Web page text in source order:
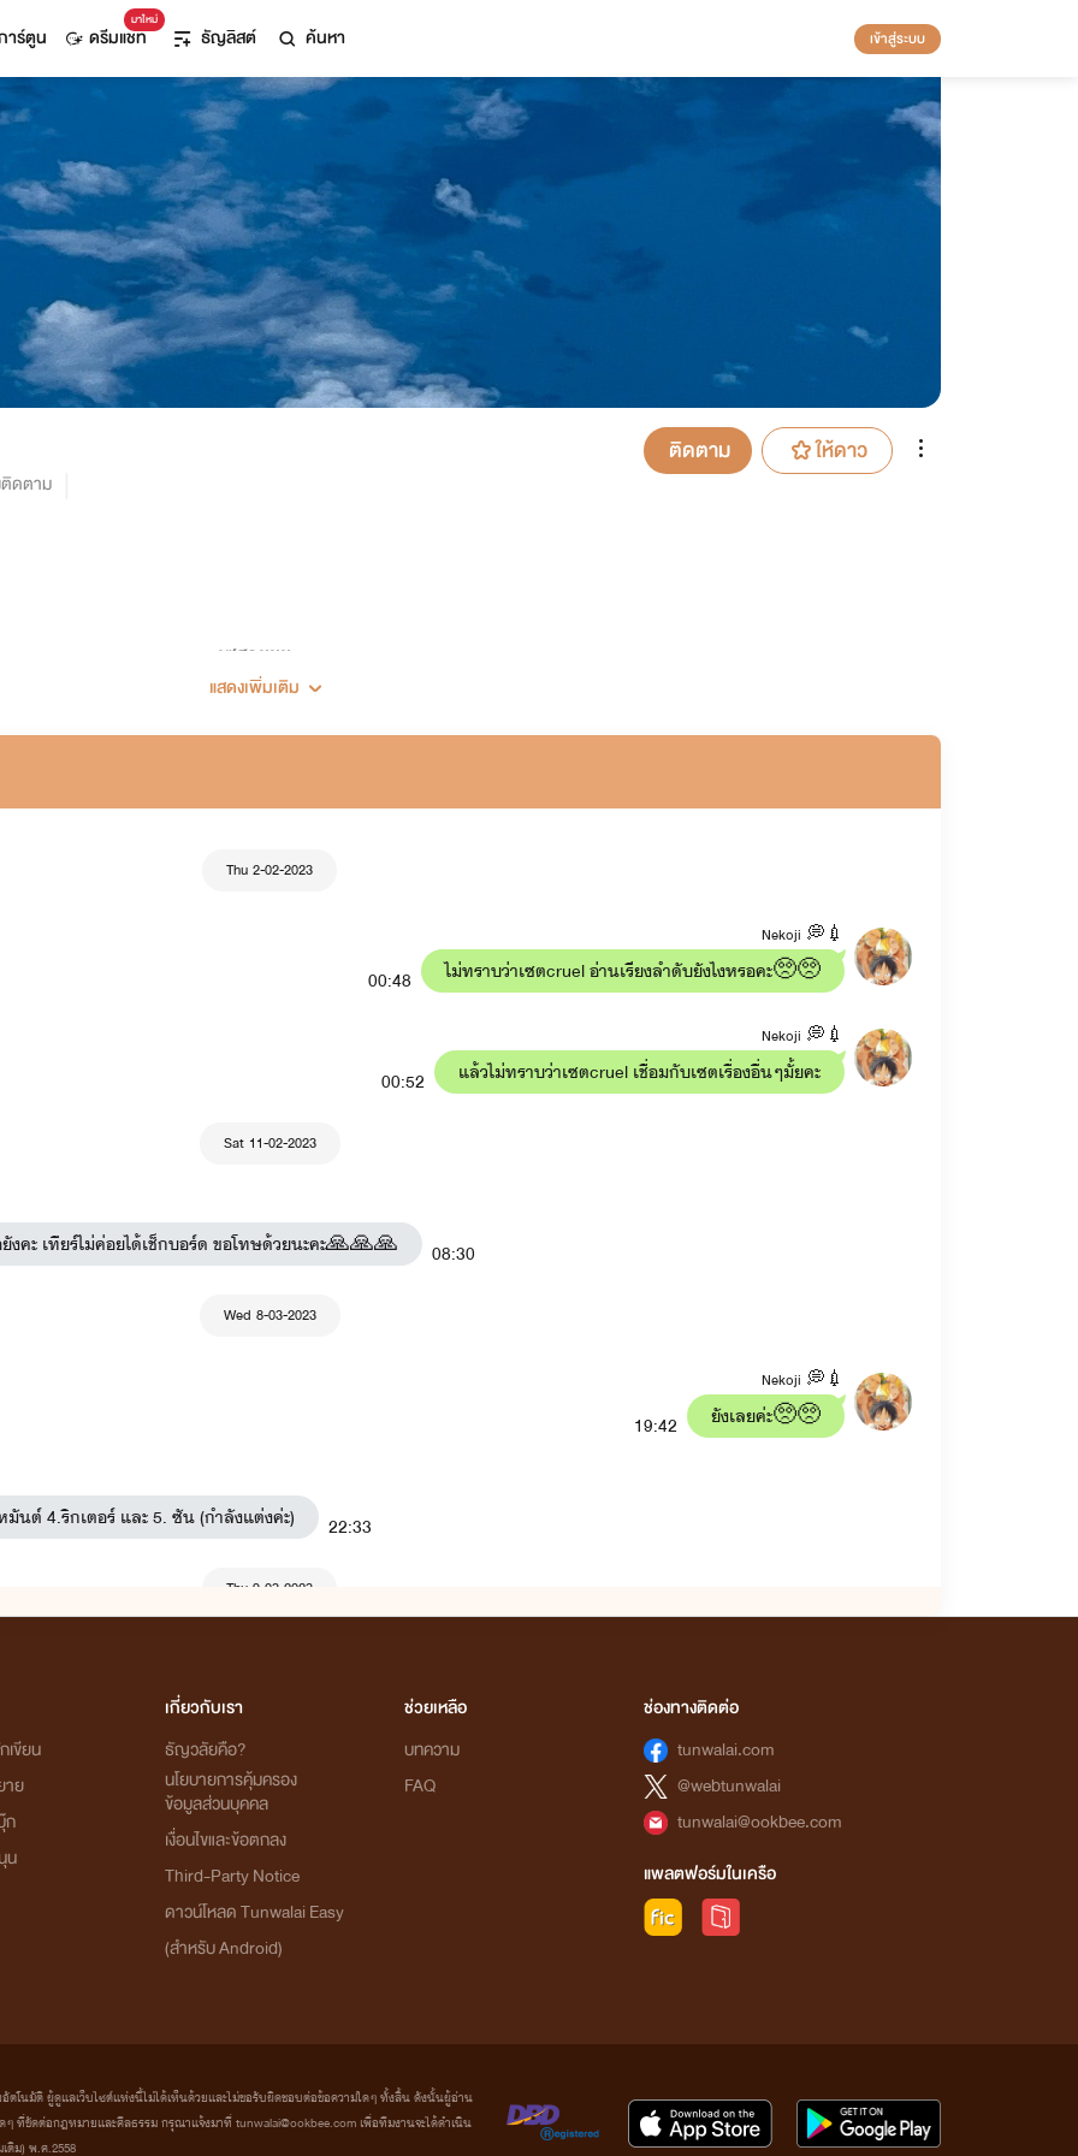
าร์ตูน
มาใหม่
ดรีมแชท ธัญลิสต์ ค้นหา เข้าสู่ระบบ
ดตาม
ติดตาม ให้ดาว
เซฮายยย...
🖋🍀แต่งนิยายครั้งแรก 28 พฤศจิกายน 2562🍀
แสดงเพิ่มเติม
Thu 2-02-2023
Nekoji 💭💉
00:48 ไม่ทราบว่าเซตcruel อ่านเรียงลำดับยังไงหรอคะ🥺🥺
Nekoji 💭💉
00:52 แล้วไม่ทราบว่าเซตcruel เชื่อมกับเซตเรื่องอื่นๆมั้ยคะ
Sat 11-02-2023
08:30
งคะ เทียร์ไม่ค่อยได้เช็กบอร์ด ขอโทษด้วยนะคะ🙏🙏🙏
Wed 8-03-2023
Nekoji 💭💉
19:42 ยังเลยค่ะ🥺🥺
22:33
มันต์ 4.ริกเตอร์ และ 5. ซัน (กำลังแต่งค่ะ)
Thu 9-03-2023
Nekoji 💭💉
แล้วไม่ทราบว่าเซตcruelเชื่อมกับเรื่องอื่นๆนอกจากเรื่องในเซตมั้ยคะ
เขียน
าย
ก
น
เกี่ยวกับเรา
ธัญวลัยคือ?
นโยบายการคุ้มครอง
ข้อมูลส่วนบุคคล
เงื่อนไขและข้อตกลง
Third-Party Notice
ดาวน์โหลด Tunwalai Easy
(สำหรับ Android)
ช่วยเหลือ
บทความ
FAQ
ช่องทางติดต่อ
tunwalai.com
@webtunwalai
tunwalai@ookbee.com
แพลตฟอร์มในเครือ
ตโนมัติ ผู้ดูแลเว็บไซต์แห่งนี้ไม่ได้เห็นด้วยและไม่ขอรับผิดชอบต่อข้อความใดๆ ทั้งสิ้น ดังนั้นผู้อ่าน
ขัดต่อกฎหมายและศีลธรรม กรุณาแจ้งมาที่ tunwalai@ookbee.com เพื่อทีมงานจะได้ดำเนิน
ติม) พ.ศ.2558